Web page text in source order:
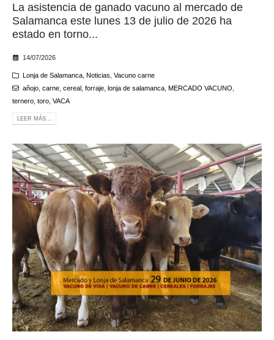
La asistencia de ganado vacuno al mercado de
Salamanca este lunes 13 de julio de 2026 ha
estado en torno...
14/07/2026
Lonja de Salamanca, Noticias Vacuno carne
añojo, carne, cereal, forraje, lonja de salamanca, MERCADO VACUNO
ternero toro VACA
LEER MÁS...